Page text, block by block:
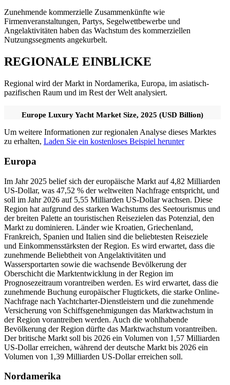
Zunehmende kommerzielle Zusammenkünfte wie
Firmenveranstaltungen, Partys, Segelwettbewerbe und
Angelaktivitäten haben das Wachstum des kommerziellen
Nutzungssegments angekurbelt.
REGIONALE EINBLICKE
Regional wird der Markt in Nordamerika, Europa, im asiatisch-
pazifischen Raum und im Rest der Welt analysiert.
Europe Luxury Yacht Market Size, 2025 (USD Billion)
Um weitere Informationen zur regionalen Analyse dieses Marktes
zu erhalten, Laden Sie ein kostenloses Beispiel herunter
Europa
Im Jahr 2025 belief sich der europäische Markt auf 4,82 Milliarden
US-Dollar, was 47,52 % der weltweiten Nachfrage entspricht, und
soll im Jahr 2026 auf 5,55 Milliarden US-Dollar wachsen. Diese
Region hat aufgrund des starken Wachstums des Seetourismus und
der breiten Palette an touristischen Reisezielen das Potenzial, den
Markt zu dominieren. Länder wie Kroatien, Griechenland,
Frankreich, Spanien und Italien sind die beliebtesten Reiseziele
und Einkommensstärksten der Region. Es wird erwartet, dass die
zunehmende Beliebtheit von Angelaktivitäten und
Wassersportarten sowie die wachsende Bevölkerung der
Oberschicht die Marktentwicklung in der Region im
Prognosezeitraum vorantreiben werden. Es wird erwartet, dass die
zunehmende Buchung europäischer Flugtickets, die starke Online-
Nachfrage nach Yachtcharter-Dienstleistern und die zunehmende
Versicherung von Schiffsgenehmigungen das Marktwachstum in
der Region vorantreiben werden. Auch die wohlhabende
Bevölkerung der Region dürfte das Marktwachstum vorantreiben.
Der britische Markt soll bis 2026 ein Volumen von 1,57 Milliarden
US-Dollar erreichen, während der deutsche Markt bis 2026 ein
Volumen von 1,39 Milliarden US-Dollar erreichen soll.
Nordamerika